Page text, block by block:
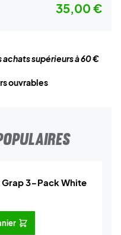
35,00 €
achats supérieurs à 60 €
ouvrables
Grap 3-Pack White